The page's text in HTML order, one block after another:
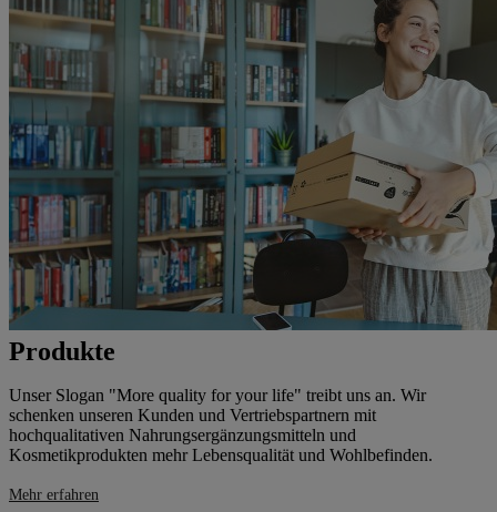
Produkte
Unser Slogan "More quality for your life" treibt uns an. Wir
schenken unseren Kunden und Vertriebspartnern mit
hochqualitativen Nahrungsergänzungsmitteln und
Kosmetikprodukten mehr Lebensqualität und Wohlbefinden.
Mehr erfahren